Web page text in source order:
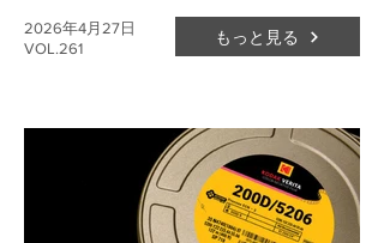
VOL.261
2026年4月27日 もっと見る